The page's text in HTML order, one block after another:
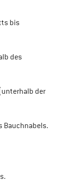
bis
des
der
Bauchnabels.